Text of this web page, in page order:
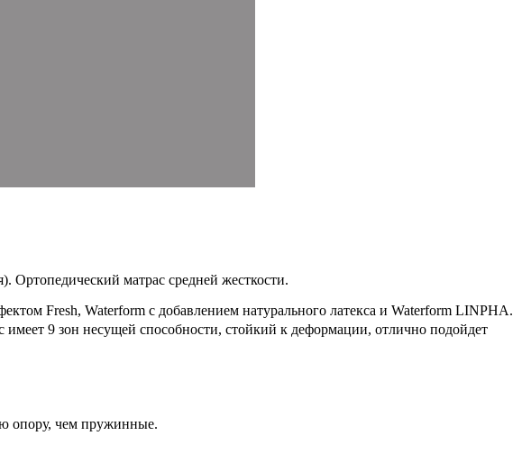
матрас средней жесткости.
Fresh, Waterform с добавлением натурального латекса и Waterform LINPHA.
9 зон несущей способности, стойкий к деформации, отлично подойдет
опору, чем пружинные.